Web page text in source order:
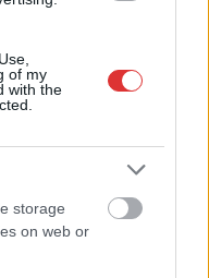
of my
with the
storage
on web or